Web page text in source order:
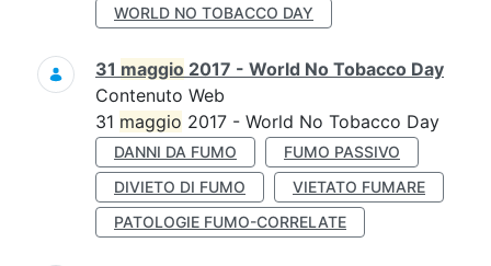
WORLD NO TOBACCO DAY
31 maggio 2017 - World No Tobacco Day
Contenuto Web
31 maggio 2017 - World No Tobacco Day
DANNI DA FUMO
FUMO PASSIVO
DIVIETO DI FUMO
VIETATO FUMARE
PATOLOGIE FUMO-CORRELATE